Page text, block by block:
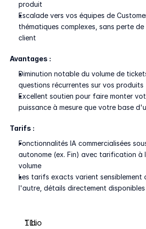
produit
Escalade vers vos équipes de
thématiques complexes, sans perte
client
Avantages :
Diminution notable du volume de
questions récurrentes sur vos produits
Excellent soutien pour faire monter
puissance à mesure que votre base
Tarifs :
Fonctionnalités IA commercialisées
autonome (ex. Fin) avec tarification à
volume
Les tarifs exacts varient sensiblement
l'autre, détails directement
Tidio